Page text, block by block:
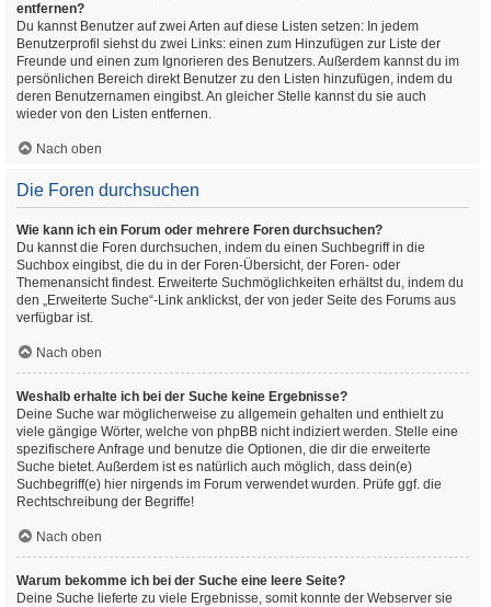
entfernen?
Du kannst Benutzer auf zwei Arten auf diese Listen setzen: In jedem
Benutzerprofil siehst du zwei Links: einen zum Hinzufügen zur Liste der
Freunde und einen zum Ignorieren des Benutzers. Außerdem kannst du im
persönlichen Bereich direkt Benutzer zu den Listen hinzufügen, indem du
deren Benutzernamen eingibst. An gleicher Stelle kannst du sie auch
wieder von den Listen entfernen.
Nach oben
Die Foren durchsuchen
Wie kann ich ein Forum oder mehrere Foren durchsuchen?
Du kannst die Foren durchsuchen, indem du einen Suchbegriff in die
Suchbox eingibst, die du in der Foren-Übersicht, der Foren- oder
Themenansicht findest. Erweiterte Suchmöglichkeiten erhältst du, indem du
den „Erweiterte Suche“-Link anklickst, der von jeder Seite des Forums aus
verfügbar ist.
Nach oben
Weshalb erhalte ich bei der Suche keine Ergebnisse?
Deine Suche war möglicherweise zu allgemein gehalten und enthielt zu
viele gängige Wörter, welche von phpBB nicht indiziert werden. Stelle eine
spezifischere Anfrage und benutze die Optionen, die dir die erweiterte
Suche bietet. Außerdem ist es natürlich auch möglich, dass dein(e)
Suchbegriff(e) hier nirgends im Forum verwendet wurden. Prüfe ggf. die
Rechtschreibung der Begriffe!
Nach oben
Warum bekomme ich bei der Suche eine leere Seite?
Deine Suche lieferte zu viele Ergebnisse, somit konnte der Webserver sie